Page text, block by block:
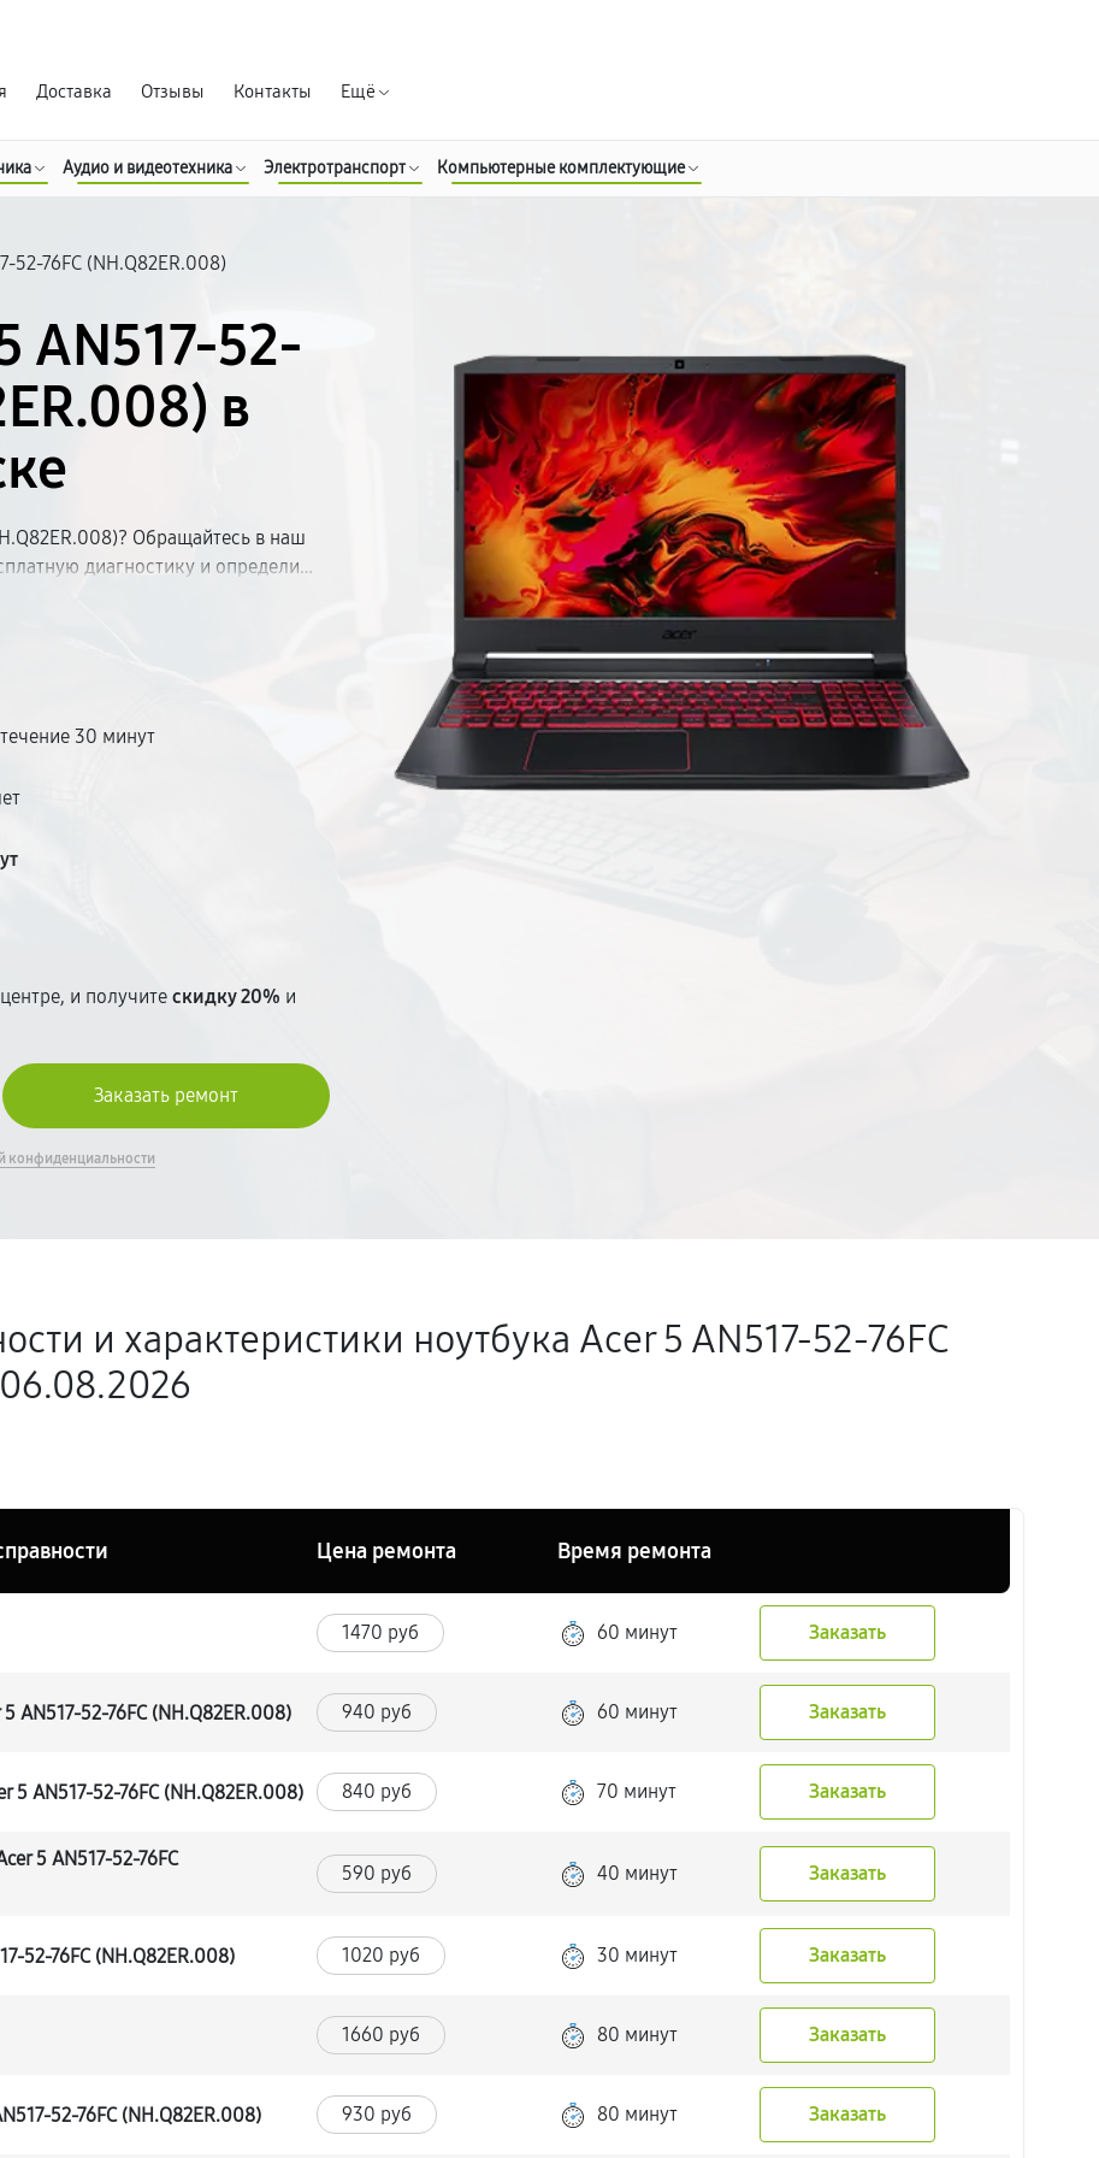
Доставка Отзывы Контакты Ещё
Аудио и видеотехника Электротранспорт Компьютерные комплектующие
52-76FC (NH.Q82ER.008)
AN517-52-
в
Обращайтесь в наш
диагностику и определим
30 минут. Прозрачное
30 минут
и получитескидку 20% и
конфиденциальности
и характеристики ноутбука Acer 5 AN517-52-76FC
Цена ремонта Время ремонта
1470 руб 60 минут Заказать
AN517-52-76FC (NH.Q82ER.008) 940 руб 60 минут Заказать
5 AN517-52-76FC (NH.Q82ER.008) 840 руб 70 минут Заказать
5 AN517-52-76FC
590 руб 40 минут Заказать
52-76FC (NH.Q82ER.008) 1020 руб 30 минут Заказать
1660 руб 80 минут Заказать
52-76FC (NH.Q82ER.008) 930 руб 80 минут Заказать